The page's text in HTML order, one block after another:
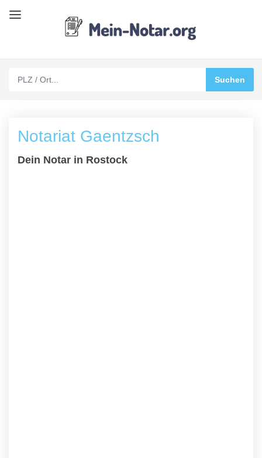
Notariat Gaentzsch
Dein Notar in Rostock